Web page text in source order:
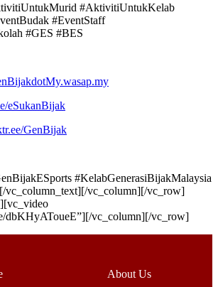
#AktivitiUntukKelab
#EventStaff
#GES #BES
eSukanBijak
GenBijak
#KelabGenerasiBijakMalaysia
vc_column_text][/vc_column][/vc_row]
dbKHyAToueE”][/vc_column][/vc_row]
About Us